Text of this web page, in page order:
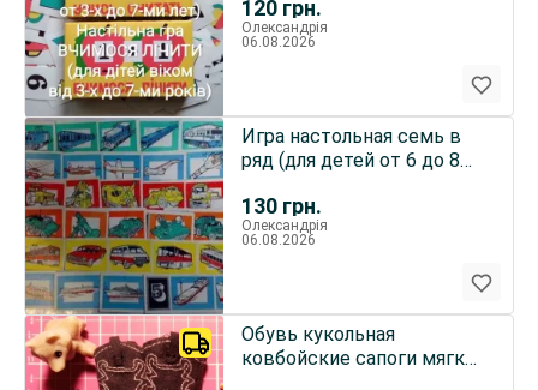
120 грн.
Олександрія
06.08.2026
130 грн.
Игра настольная семь в
ряд (для детей от 6 до 8
Олександрія
06.08.2026
Обувь кукольная
ковбойские сапоги мягкие